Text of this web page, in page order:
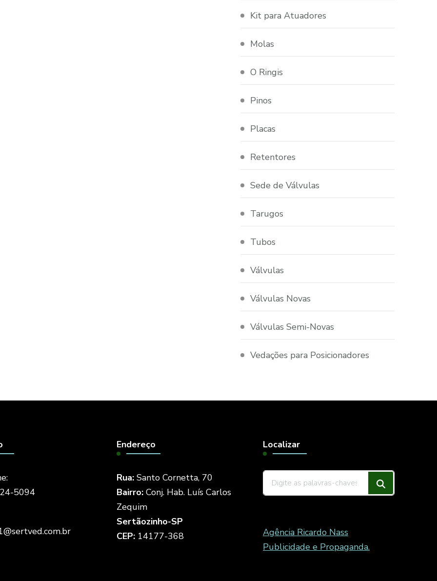
Kit para Atuadores
Molas
O Ringis
Pinos
Placas
Retentores
Sede de Válvulas
Tarugos
Tubos
Válvulas
Válvulas Novas
Válvulas Semi-Novas
Vedações para Posicionadores
5094
Endereço
Rua: Santo Cornetta, 70
Bairro: Conj. Hab. Luís Carlos
Zequim
Sertãozinho-SP
CEP: 14177-368
Localizar
Procurando
algo?
Agência Ricardo Nass
Publicidade e Propaganda.